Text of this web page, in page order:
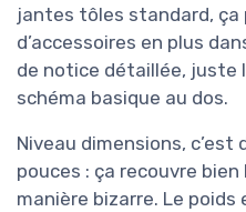
jantes tôles standard, ça
d’accessoires en plus
de notice détaillée, juste
schéma basique au dos.
Niveau dimensions, c’est
pouces : ça recouvre
manière bizarre. Le